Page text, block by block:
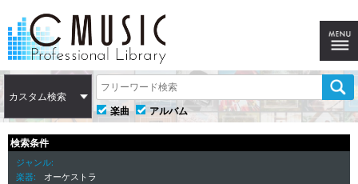
カスタム検索
楽曲
アルバム
検索条件
ジャンル
楽器
オーケストラ